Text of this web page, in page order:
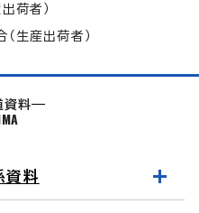
荷者）
生産出荷者）
資料
料